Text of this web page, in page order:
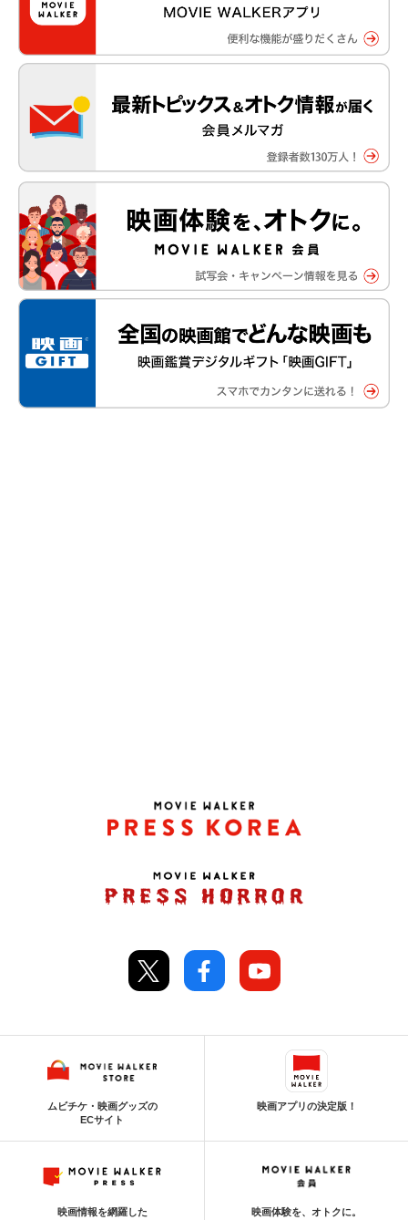
ムビチケ・映画グッズの
ECサイト
映画アプリの決定版！
映画情報を網羅した 映画体験を、オトクに。